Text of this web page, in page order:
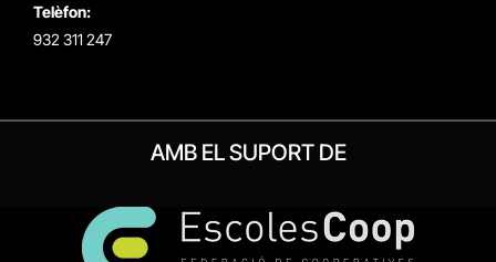
Telèfon:
932 311 247
AMB EL SUPORT DE